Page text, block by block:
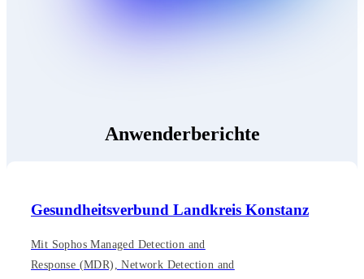
Anwenderberichte
Gesundheitsverbund Landkreis Konstanz
Mit Sophos Managed Detection and
Response (MDR), Network Detection and